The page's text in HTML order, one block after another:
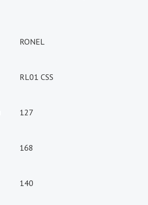
RONEL
RL01 CSS
127
168
140